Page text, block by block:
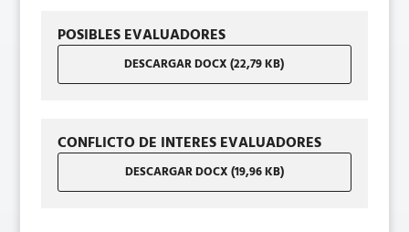
POSIBLES EVALUADORES
DESCARGAR DOCX (22,79 KB)
CONFLICTO DE INTERES EVALUADORES
DESCARGAR DOCX (19,96 KB)